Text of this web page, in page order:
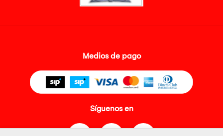
Medios de pago
Síguenos en